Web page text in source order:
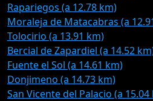
Rapariegos (a 12.78 km)
Moraleja de Matacabras (a
Tolocirio (a 13.91 km)
Bercial de Zapardiel (a 14.52
Fuente el Sol (a 14.61 km)
Donjimeno (a 14.73 km)
San Vicente del Palacio (a 15.04